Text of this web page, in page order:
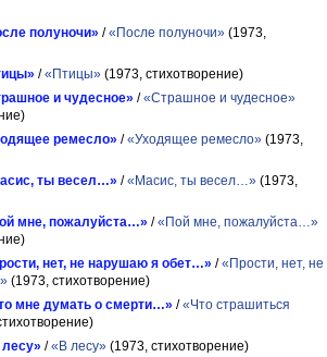
полуночи» /«После полуночи» (1973,
/«Птицы» (1973, стихотворение)
и чудесное» /«Страшное и чудесное»
ремесло» /«Уходящее ремесло» (1973,
ты весел…» /«Масис, ты весел…» (1973,
мне, пожалуйста…» /«Пой мне, пожалуйста…»
нет, не нарушаю я обет…» /«Прости, нет, не
(1973, стихотворение)
мне думать о смерти…» /«Что страшиться
/«В лесу» (1973, стихотворение)